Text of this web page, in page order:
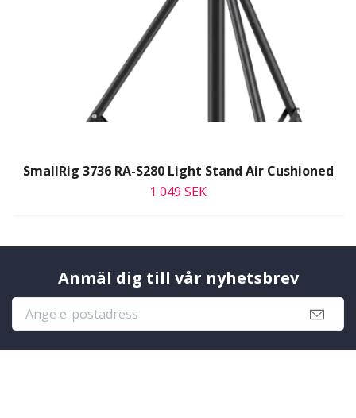
SmallRig 3736 RA-S280 Light Stand Air Cushioned
1 049 SEK
Anmäl dig till vår nyhetsbrev